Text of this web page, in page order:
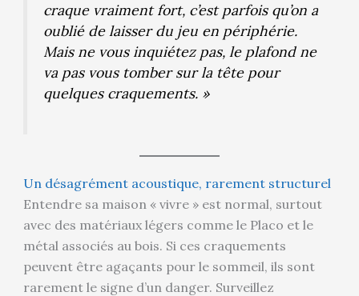
craque vraiment fort, c’est parfois qu’on a
oublié de laisser du jeu en périphérie.
Mais ne vous inquiétez pas, le plafond ne
va pas vous tomber sur la tête pour
quelques craquements. »
Un désagrément acoustique, rarement structurel
Entendre sa maison « vivre » est normal, surtout
avec des matériaux légers comme le Placo et le
métal associés au bois. Si ces craquements
peuvent être agaçants pour le sommeil, ils sont
rarement le signe d’un danger. Surveillez